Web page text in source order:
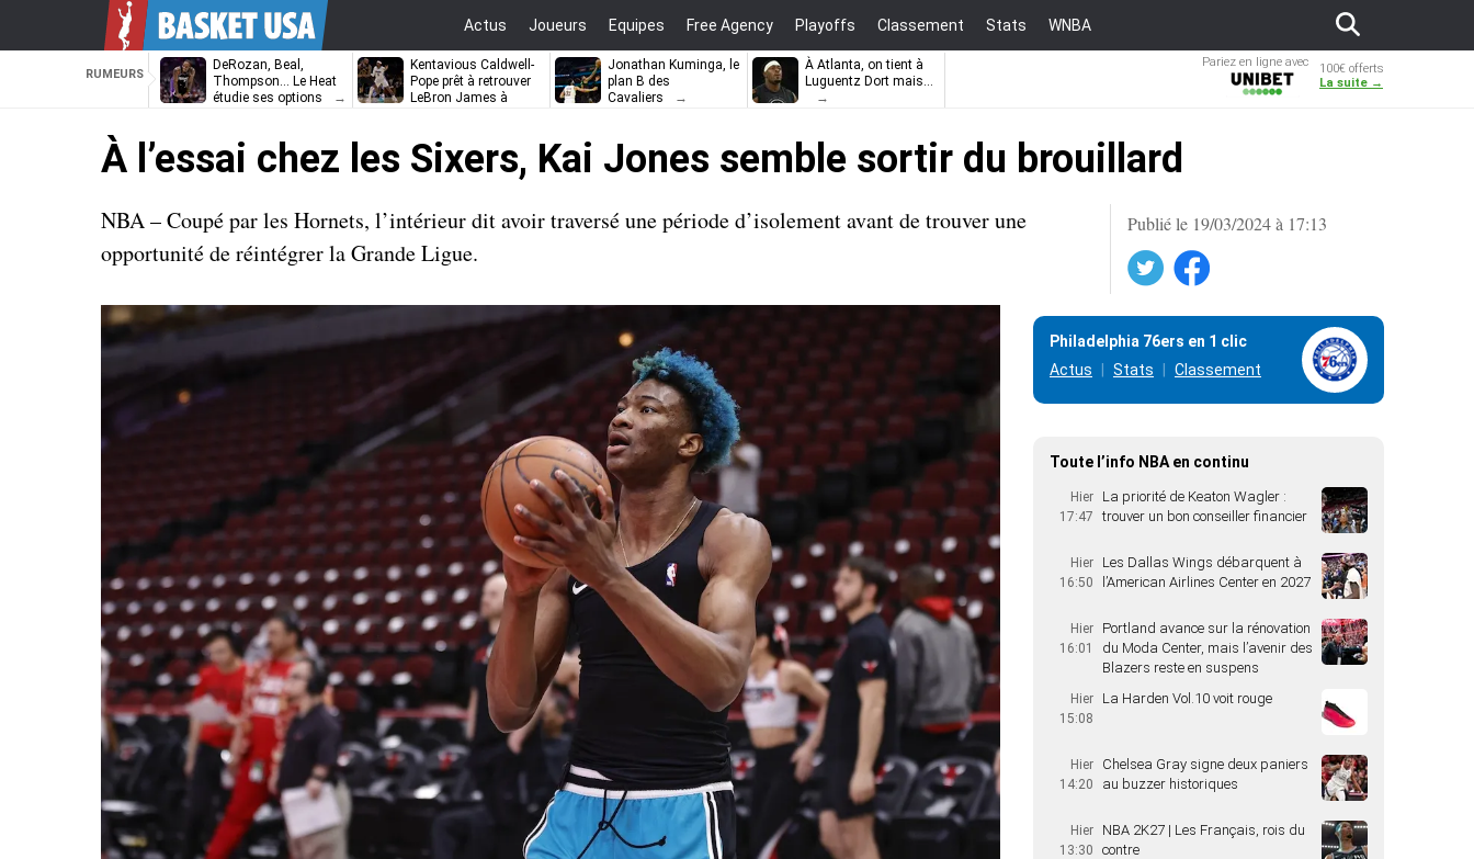
Actus Joueurs Equipes Free Agency Playoffs Classement Stats WNBA
RUMEURS
DeRozan, Beal,
Thompson… Le Heat
étudie ses options
Kentavious Caldwell-
Pope prêt à retrouver
LeBron James à
Jonathan Kuminga, le
plan B des
Cavaliers
À Atlanta, on tient à
Luguentz Dort mais…
Pariez en ligne avec
100€ offerts
La suite →
À l’essai chez les Sixers, Kai Jones semble sortir du brouillard
Publié le 19/03/2024 à 17:13
Facebook
NBA – Coupé par les Hornets, l’intérieur dit avoir traversé une période d’isolement avant de trouver une
opportunité de réintégrer la Grande Ligue.
Philadelphia 76ers en 1 clic
Actus
Stats Classement
Toute l’info NBA en continu
Hier
17:47
La priorité de Keaton Wagler :
trouver un bon conseiller financier
Hier
16:50
Les Dallas Wings débarquent à
l’American Airlines Center en 2027
Hier
16:01
Portland avance sur la rénovation
du Moda Center, mais l’avenir des
Blazers reste en suspens
Hier
15:08
La Harden Vol.10 voit rouge
Hier
14:20
Chelsea Gray signe deux paniers
au buzzer historiques
Hier
13:30
NBA 2K27 | Les Français, rois du
contre